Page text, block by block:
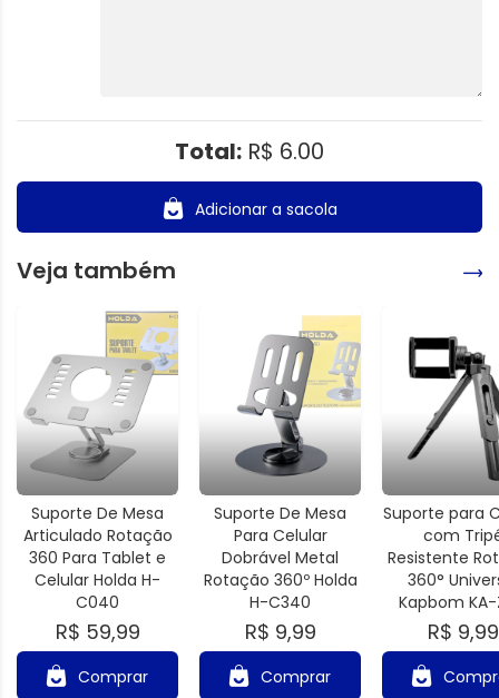
Total: R$ 6.00
Adicionar a sacola
Veja também
Suporte De Mesa
Articulado Rotação
360 Para Tablet e
Celular Holda H-
C040
R$ 59,99
Comprar
Suporte De Mesa
Para Celular
Dobrável Metal
Rotação 360º Holda
H-C340
R$ 9,99
Comprar
Suporte para
com
Resistente
360°
Kapbom KA-
R$ 9,99